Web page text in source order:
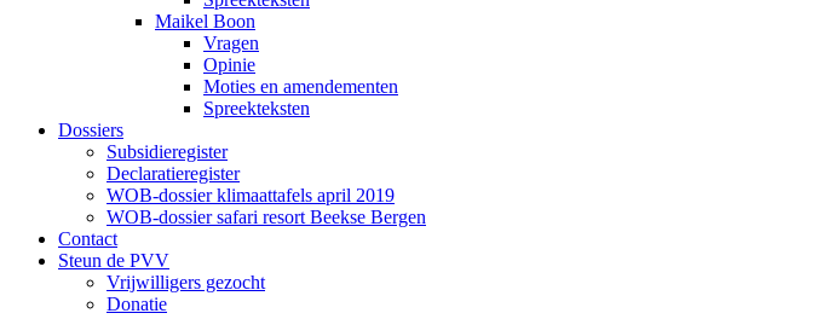
Maikel Boon
Vragen
Opinie
Moties en amendementen
Spreekteksten
Dossiers
Subsidieregister
Declaratieregister
WOB-dossier klimaattafels april 2019
WOB-dossier safari resort Beekse Bergen
Contact
Steun de PVV
Vrijwilligers gezocht
Donatie